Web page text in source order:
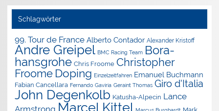
Schlagwörter
99. Tour de France Alberto Contador Alexander Kristoff
Andre Greipel BMC Racing Team Bora-
hansgrohe Chris Froome Christopher
Froome Doping Einzelzeitfahren Emanuel Buchmann
Fabian Cancellara Fernando Gaviria Geraint Thomas Giro d'Italia
John Degenkolb Katusha-Alpecin Lance
Armstrong Marcel Kittel